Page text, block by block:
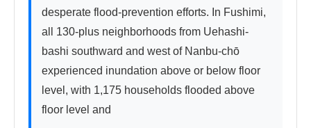
desperate flood-prevention efforts. In Fushimi,
all 130-plus neighborhoods from Uehashi-
bashi southward and west of Nanbu-chō
experienced inundation above or below floor
level, with 1,175 households flooded above
floor level and